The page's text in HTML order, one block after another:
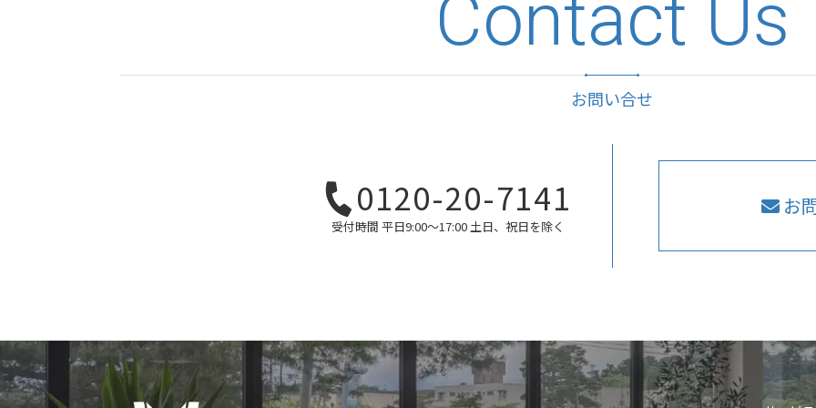
Contact Us
お問い合せ
0120-20-7141
受付時間 平日9:00〜17:00 土日、祝日を除く
お